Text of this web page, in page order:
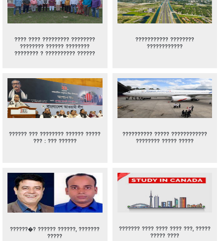
???? ???? ????????? ????????
???????? ?????? ????????
???????? ? ?????????? ??????
??????????? ????????
????????????
?????? ??? ???????? ?????? ?????
??? : ??? ??????
?????????? ????? ????????????
???????? ????? ?????
??????�? ?????? ??????, ???????
?????
??????? ???? ???? ???? ???, ?????
????? ????